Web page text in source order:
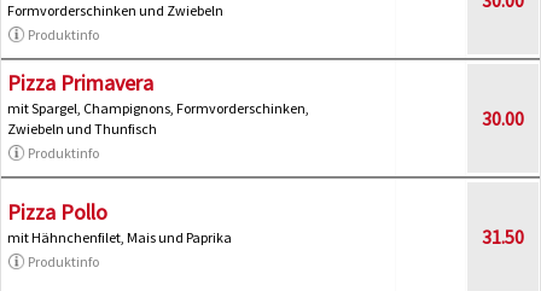
Formvorderschinken und Zwiebeln
Produktinfo
Pizza Primavera
mit Spargel, Champignons, Formvorderschinken,
Zwiebeln und Thunfisch
Produktinfo
30.00
Pizza Pollo
mit Hähnchenfilet, Mais und Paprika
Produktinfo
31.50